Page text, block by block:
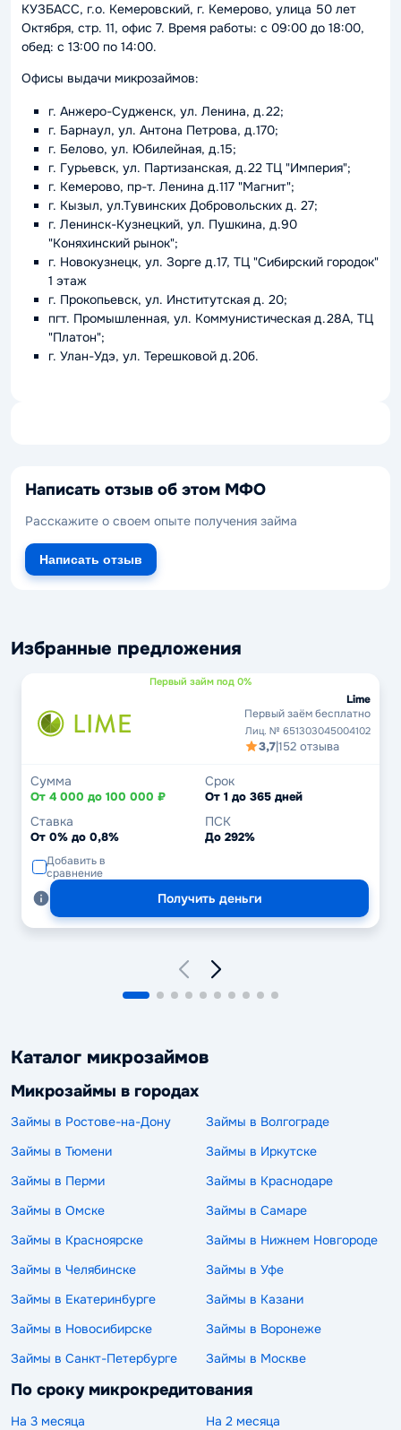
КУЗБАСС, г.о. Кемеровский, г. Кемерово, улица 50 лет
Октября, стр. 11, офис 7. Время работы: с 09:00 до 18:00,
обед: с 13:00 по 14:00.
Офисы выдачи микрозаймов:
г. Анжеро-Судженск, ул. Ленина, д.22;
г. Барнаул, ул. Антона Петрова, д.170;
г. Белово, ул. Юбилейная, д.15;
г. Гурьевск, ул. Партизанская, д.22 ТЦ "Империя";
г. Кемерово, пр-т. Ленина д.117 "Магнит";
г. Кызыл, ул.Тувинских Добровольских д. 27;
г. Ленинск-Кузнецкий, ул. Пушкина, д.90
"Коняхинский рынок";
г. Новокузнецк, ул. Зорге д.17, ТЦ "Сибирский городок"
1 этаж
г. Прокопьевск, ул. Институтская д. 20;
пгт. Промышленная, ул. Коммунистическая д.28А, ТЦ
"Платон";
г. Улан-Удэ, ул. Терешковой д.20б.
Написать отзыв об этом МФО
Расскажите о своем опыте получения займа
Написать отзыв
Избранные предложения
Первый займ под 0%
Lime
Первый заём бесплатно
Лиц. № 651303045004102
3,7|152 отзыва
Сумма
От 4 000 до 100 000 ₽
Срок
От 1 до 365 дней
Ставка
От 0% до 0,8%
ПСК
До 292%
Добавить в
сравнение
Получить деньги
Каталог микрозаймов
Микрозаймы в городах
Займы в Ростове-на-Дону
Займы в Волгограде
Займы в Тюмени
Займы в Иркутске
Займы в Перми
Займы в Краснодаре
Займы в Омске
Займы в Самаре
Займы в Красноярске
Займы в Нижнем Новгороде
Займы в Челябинске
Займы в Уфе
Займы в Екатеринбурге
Займы в Казани
Займы в Новосибирске
Займы в Воронеже
Займы в Санкт-Петербурге
Займы в Москве
По сроку микрокредитования
На 3 месяца На 2 месяца